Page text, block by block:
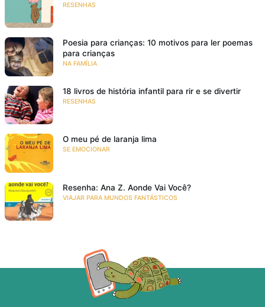
RESENHAS
Poesia para crianças: 10 motivos para ler poemas
para crianças
NA FAMÍLIA
18 livros de história infantil para rir e se divertir
RESENHAS
O meu pé de laranja lima
SE EMOCIONAR
Resenha: Ana Z. Aonde Vai Você?
VIAJAR PARA MUNDOS FANTÁSTICOS